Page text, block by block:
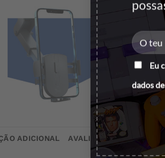
Eu
dados
ADICIONAL AVALIAÇÕES (0)